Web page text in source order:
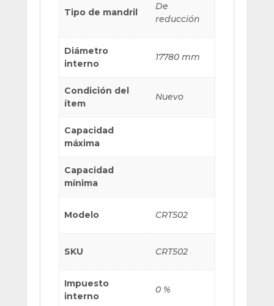
Tipo de mandril
De
reducción
Diámetro
interno
17780 mm
Condición del
ítem
Nuevo
Capacidad
máxima
Capacidad
mínima
Modelo CRT502
SKU CRT502
Impuesto
interno
0 %